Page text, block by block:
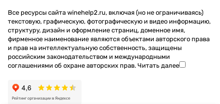
Все ресурсы сайта winehelp2.ru, включая (но не ограничиваясь)
текстовую, графическую, фотографическую и видео информацию,
структуру, дизайн и оформление страниц, доменное имя,
фирменное наименование являются объектами авторского права
и прав на интеллектуальную собственность, защищены
российским законодательством и международными
соглашениями об охране авторских прав. Читать далее